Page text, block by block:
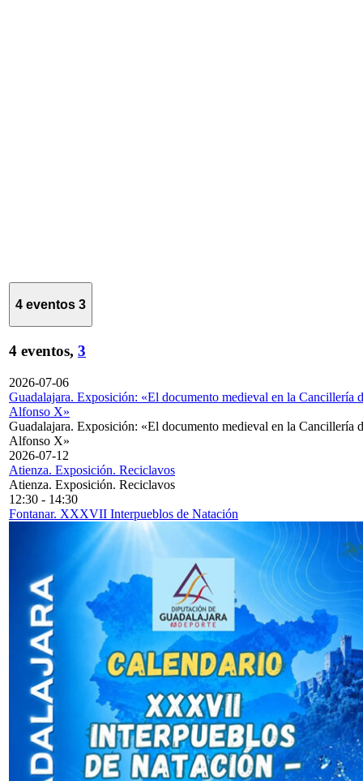
4 eventos 3
4 eventos, 3
2026-07-06
Guadalajara. Exposición: «El documento medieval en la Cancillería
Alfonso X»
Guadalajara. Exposición: «El documento medieval en la Cancillería
Alfonso X»
2026-07-12
Atienza. Exposición. Reciclavos
Atienza. Exposición. Reciclavos
12:30 - 14:30
Fontanar. XXXVII Interpueblos de Natación